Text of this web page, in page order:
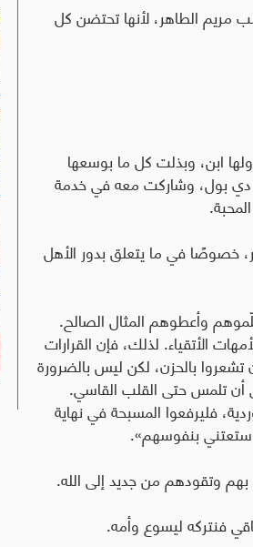
مريم الطاهر، لأنها تحتضن كل
ابن، وبذلت كل ما بوسعها
دي بول، وشاركت معه في خدمة
.
خصوصًا في ما يتعلق بدور الأهل
وأعطوهم المثال الصالح.
الأتقياء. لذلك، فإن القرارات
بالحزن، لكن ليس بالضرورة
أن تلمس حتى القلب القاسي.
فليرفعوا المسبحة في نهاية
ستعتني بنفوسهم».
بهم وتقودهم من جديد إلى الله.
فنتركه ليسوع وأمه.